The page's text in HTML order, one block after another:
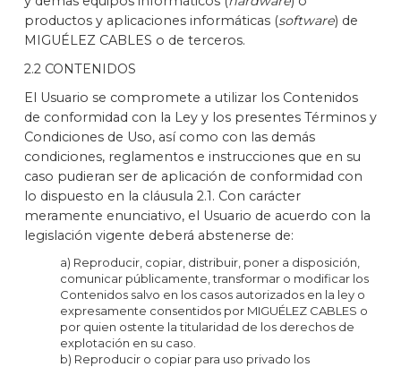
productos y aplicaciones informáticas (software) de
MIGUÉLEZ CABLES o de terceros.
2.2 CONTENIDOS
El Usuario se compromete a utilizar los Contenidos
de conformidad con la Ley y los presentes Términos y
Condiciones de Uso, así como con las demás
condiciones, reglamentos e instrucciones que en su
caso pudieran ser de aplicación de conformidad con
lo dispuesto en la cláusula 2.1. Con carácter
meramente enunciativo, el Usuario de acuerdo con la
legislación vigente deberá abstenerse de:
a) Reproducir, copiar, distribuir, poner a disposición,
comunicar públicamente, transformar o modificar los
Contenidos salvo en los casos autorizados en la ley o
expresamente consentidos por MIGUÉLEZ CABLES o
por quien ostente la titularidad de los derechos de
explotación en su caso.
b) Reproducir o copiar para uso privado los